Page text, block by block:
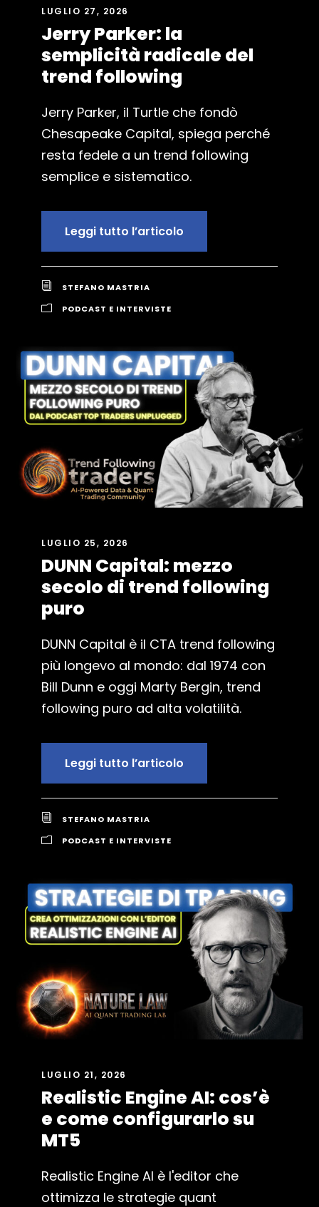
LUGLIO 27, 2026
Jerry Parker: la
semplicità radicale del
trend following
Jerry Parker, il Turtle che fondò
Chesapeake Capital, spiega perché
resta fedele a un trend following
semplice e sistematico.
Leggi tutto l’articolo
STEFANO MASTRIA
PODCAST E INTERVISTE
LUGLIO 25, 2026
DUNN Capital: mezzo
secolo di trend following
puro
DUNN Capital è il CTA trend following
più longevo al mondo: dal 1974 con
Bill Dunn e oggi Marty Bergin, trend
following puro ad alta volatilità.
Leggi tutto l’articolo
STEFANO MASTRIA
PODCAST E INTERVISTE
LUGLIO 21, 2026
Realistic Engine AI: cos’è
e come configurarlo su
MT5
Realistic Engine AI è l'editor che
ottimizza le strategie quant